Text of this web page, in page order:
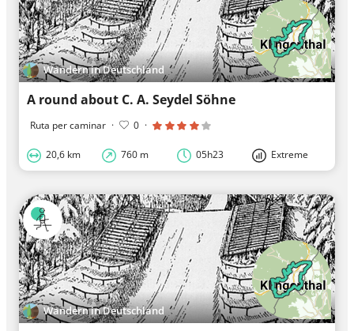
Wandern in Deutschland
A round about C. A. Seydel Söhne
Ruta per caminar · 0 ·
20,6 km 760 m 05h23 Extreme
Wandern in Deutschland